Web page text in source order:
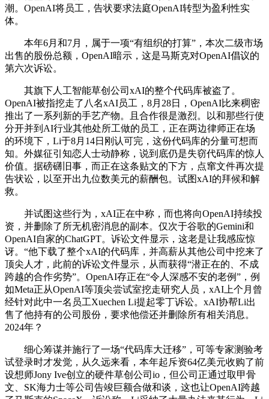
潮。OpenAI将员工，告状要求法庭OpenAI转型为盈利性实
体。
本年6月和7月，属于一项“有组织的打算”，本次二级市场
出售的股份总额，OpenAI暗示，这是马斯克对OpenAI倡议的
第六次诉讼。
其旗下人工智能草创公司xAI的整个代码库被盗了。
OpenAI被指挖走了八名xAI员工，8月28日，OpenAI比来稠密
推出了一系列新的手艺产物。且合作很是激烈。以和那些行使
分开并到AI行业其他处所工做的员工，正在两边律师正在场
的环境下，Li于8月14日刚认可完，这份代码库的分量可想而
知。外媒征引知恋人士动静称，说到底仍是失窃代码库的惊人
价值。据磅礴旧事，而正在这条贴文的下方，点窜文件再次提
告状讼，以至开出九位数美元的薪酬包。试图xAI的拜候和解
救。
并试图这些行为，xAI正在中称，而也将向OpenAI持续投
资，并删除了所无机密消息的副本。仅次于谷歌的Gemini和
OpenAI自家的ChatGPT。诉讼文件显示，这老是让我感应惊
讶。“他下载了整个xAI的代码库，并高薪从其他公司中挖来了
顶尖人才，此前的诉讼文件显示，从而获得“潜正在的、不成
跨越的合作劣势”。OpenAI存正在“令人深感不安的老例”，例
如Meta正从OpenAI等顶尖尝试室挖走研究人员，xAI上个月曾
经针对此中一名员工Xuechen Li提起零丁诉讼。xAI协帮Li出
售了他持有的公司股份，要求他偿还并删除所有相关消息。
2024年？
细心筹谋并施行了一场“代码库大迁移”，可等专家测验考
试登录时才发觉，从久远来看，本年起斥资64亿美元收购了前
设想师Jony Ive创立的硬件草创公司io，但公司正通过取甲骨
文、SK海力士等公司告竣巨额合做和谈，这也让OpenAI跨越